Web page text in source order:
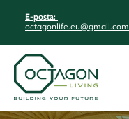
E-posta:
octagonlife.eu@gmail.com